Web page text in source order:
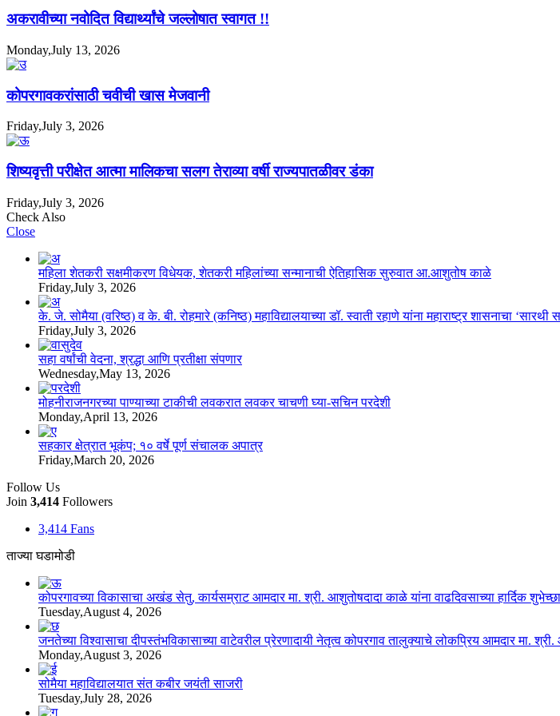
अकरावीच्या नवोदित विद्यार्थ्यांचे जल्लोषात स्वागत !!
Monday,July 13, 2026
कोपरगावकरांसाठी चवीची खास मेजवानी
Friday,July 3, 2026
शिष्यवृत्ती परीक्षेत आत्मा मालिकचा सलग तेराव्या वर्षी राज्यपातळीवर डंका
Friday,July 3, 2026
Check Also
Close
महिला शेतकरी सक्षमीकरण विधेयक, शेतकरी महिलांच्या सन्मानाची ऐतिहासिक सुरुवात आ.आशुतोष काळे
Friday,July 3, 2026
के. जे. सोमैया (वरिष्ठ) व के. बी. रोहमारे (कनिष्ठ) महाविद्यालयाच्या डॉ. स्वाती रहाणे यांना महाराष्ट्र शासनाचा ‘सारथी
Friday,July 3, 2026
सहा वर्षांची वेदना, श्रद्धा आणि प्रतीक्षा संपणार
Wednesday,May 13, 2026
मोहनीराजनगरच्या पाण्याच्या टाकीची लवकरात लवकर चाचणी घ्या-सचिन परदेशी
Monday,April 13, 2026
सहकार क्षेत्रात भूकंप; १० वर्षे पूर्ण संचालक अपात्र
Friday,March 20, 2026
Follow Us
Join 3,414 Followers
3,414 Fans
ताज्या घडामोडी
कोपरगावच्या विकासाचा अखंड सेतु, कार्यसम्राट आमदार मा. श्री. आशुतोषदादा काळे यांना वाढदिवसाच्या हार्दिक
Tuesday,August 4, 2026
जनतेच्या विश्वासाचा दीपस्तंभविकासाच्या वाटेवरील प्रेरणादायी नेतृत्व कोपरगाव तालुक्याचे लोकप्रिय आमदार मा.
Monday,August 3, 2026
सोमैया महाविद्यालयात संत कबीर जयंती साजरी
Tuesday,July 28, 2026